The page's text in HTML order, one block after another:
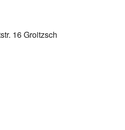
16 Groitzsch